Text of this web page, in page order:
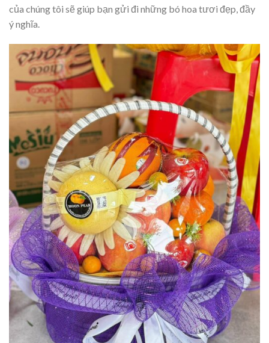
của chúng tôi sẽ giúp bạn gửi đi những bó hoa tươi đẹp, đầy
ý nghĩa.